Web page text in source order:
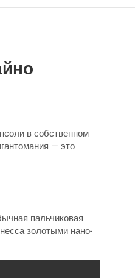
в собственном
— это
пальчиковая
золотыми нано-